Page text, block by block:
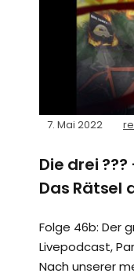
7. Mai 2022
Die drei
Das Rätsel
Folge 46b: Der
Livepodcast,
Nach unserer